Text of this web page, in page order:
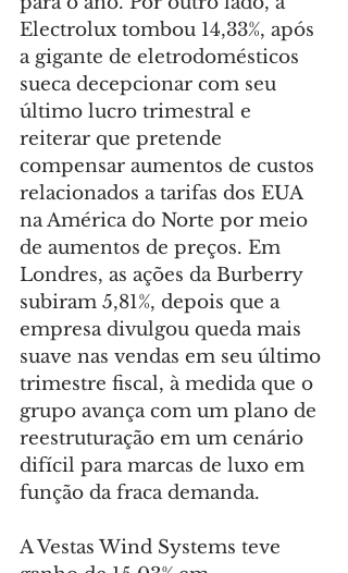
Electrolux tombou 14,33%, após
a gigante de eletrodomésticos
sueca decepcionar com seu
último lucro trimestral e
reiterar que pretende
compensar aumentos de custos
relacionados a tarifas dos EUA
na América do Norte por meio
de aumentos de preços. Em
Londres, as ações da Burberry
subiram 5,81%, depois que a
empresa divulgou queda mais
suave nas vendas em seu último
trimestre fiscal, à medida que o
grupo avança com um plano de
reestruturação em um cenário
difícil para marcas de luxo em
função da fraca demanda.
A Vestas Wind Systems teve